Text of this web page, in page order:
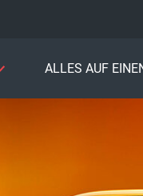
ALLES AUF